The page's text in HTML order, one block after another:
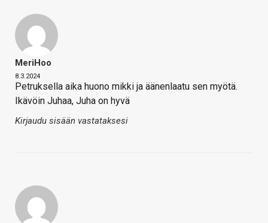
MeriHoo
8.3.2024
Petruksella aika huono mikki ja äänenlaatu sen myötä.
Ikävöin Juhaa, Juha on hyvä
Kirjaudu sisään vastataksesi